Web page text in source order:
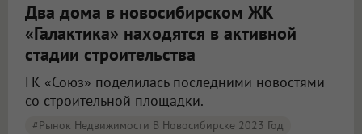
Два дома в новосибирском ЖК
«Галактика» находятся в активной
стадии строительства
ГК «Союз» поделилась последними новостями
со строительной площадки.
#Рынок Недвижимости В Новосибирске 2023 Год